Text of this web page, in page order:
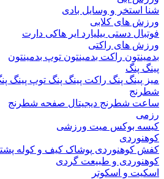
و وسایل بادی
های کلابی
دستیبیلیاردایر هاکیدارت
های راکتی
راکت بدمینتونتوپ بدمینتون
پنگ
پنگراکت پینگ پنگتوپ پینگ پنگ
شطرنج دیجیتالصفحه شطرنج
بوکسمیت ورزشی
کوهنوردیپوشاککیف و کوله پشتی
و طبیعت گردی
و اسکوتر